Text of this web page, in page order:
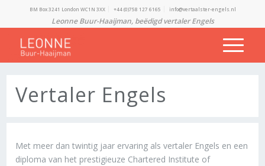
BM Box 3241 London WC1N 3XX +44 (0)758 127 6165 info@vertaalster-engels.nl
Leonne Buur-Haaijman, beëdigd vertaler Engels
Vertaler Engels
Met meer dan twintig jaar ervaring als vertaler Engels en een
diploma van het prestigieuze Chartered Institute of